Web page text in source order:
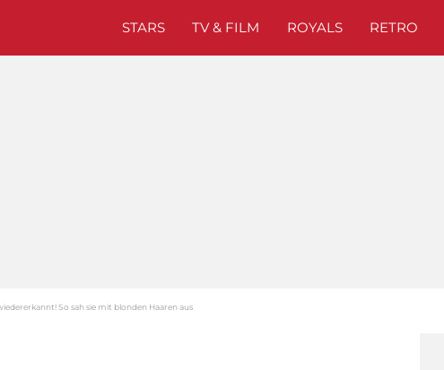
STARS TV & FILM ROYALS RETRO
So sah sie mit blonden Haaren aus